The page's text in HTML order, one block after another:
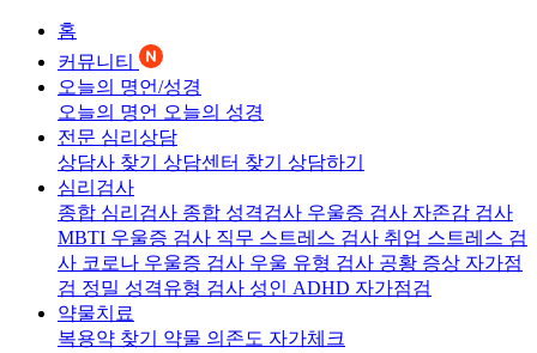
홈
커뮤니티
오늘의 명언/성경
오늘의 명언 오늘의 성경
전문 심리상담
상담사 찾기 상담센터 찾기 상담하기
심리검사
종합 심리검사 종합 성격검사 우울증 검사 자존감 검사
MBTI 우울증 검사 직무 스트레스 검사 취업 스트레스 검
사 코로나 우울증 검사 우울 유형 검사 공황 증상 자가점
검 정밀 성격유형 검사 성인 ADHD 자가점검
약물치료
복용약 찾기 약물 의존도 자가체크